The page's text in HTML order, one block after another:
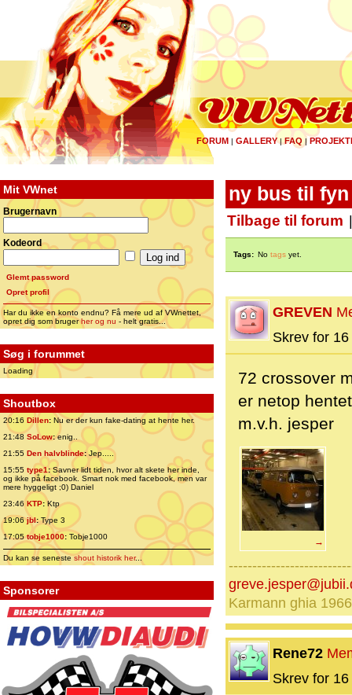
FORUM | GALLERY|FAQ |
Mit VWnet
Brugernavn
Kodeord
Glemt password
Opret profil
Har du ikke en konto endnu? Få mere ud af VWnettet,
opret dig som brugerher og nu - helt gratis...
Søg i forummet
Loading
Shoutbox
20:16 Dillen: Nu er der kun fake-dating at hente her.
21:48 SoLow:enig..
21:55 Den halvblinde:Jep.....
15:55 type1:Savner lidt tiden, hvor alt skete her inde,
og ikke på facebook. Smart nok med facebook, men var
mere hyggeligt ;0) Daniel
23:46 KTP:Ktp
19:06jbl:Type 3
17:05tobje1000: Tobje1000
Du kan se senesteshout historik her...
Sponsorer
ny bus til
Tilbage til forum
Tags: No tags yet.
GREVEN
Skrev for
72 crossover
er netop
m.v.h. jesper
→
Karmann ghia 1966
Rene72
Skrev for